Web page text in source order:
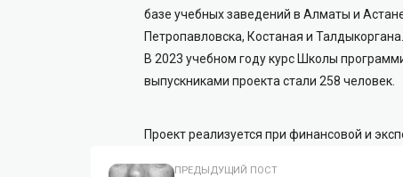
базе учебных заведений в Алматы и
Петропавловска, Костаная и
В 2023 учебном году курс Школы
выпускниками проекта стали 258 человек.
Проект реализуется при финансовой и
ПРЕДЫДУЩИЙ ПОСТ